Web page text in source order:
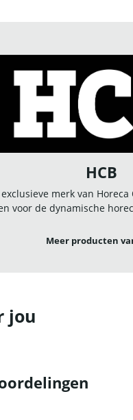
HCB
merk van
voor de dynamische
Meer producten
jou